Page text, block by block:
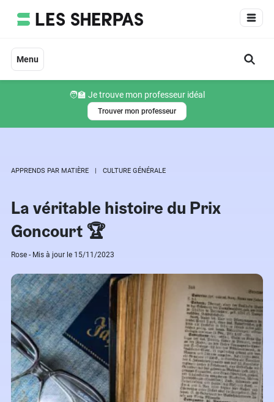
Menu
🧑‍🏫 Je trouve mon professeur idéal
Trouver mon professeur
APPRENDS PAR MATIÈRE CULTURE GÉNÉRALE
La véritable histoire du Prix
Goncourt 🏆
Rose - Mis à jour le 15/11/2023